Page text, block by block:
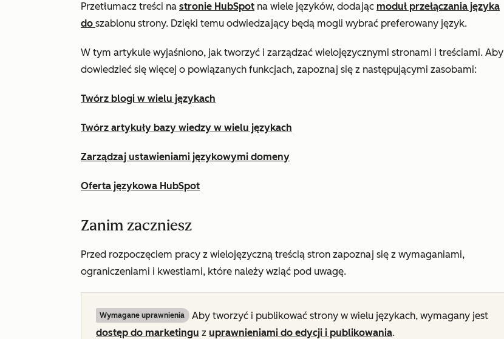
Przetłumacz treści na stronie HubSpot na wiele języków, dodając moduł przełączania języka
do szablonu strony. Dzięki temu odwiedzający będą mogli wybrać preferowany język.
W tym artykule wyjaśniono, jak tworzyć i zarządzać wielojęzycznymi stronami i treściami. Aby
dowiedzieć się więcej o powiązanych funkcjach, zapoznaj się z następującymi zasobami:
Twórz blogi w wielu językach
Twórz artykuły bazy wiedzy w wielu językach
Zarządzaj ustawieniami językowymi domeny
Oferta językowa HubSpot
Zanim zaczniesz
Przed rozpoczęciem pracy z wielojęzyczną treścią stron zapoznaj się z wymaganiami,
ograniczeniami i kwestiami, które należy wziąć pod uwagę.
Wymagane uprawnienia
Aby tworzyć i publikować strony w wielu językach, wymagany jest
dostęp do marketingu z uprawnieniami do edycji i publikowania.